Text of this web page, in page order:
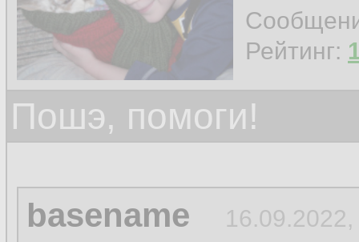
Рейтинг:
Пошэ, помоги!
basename